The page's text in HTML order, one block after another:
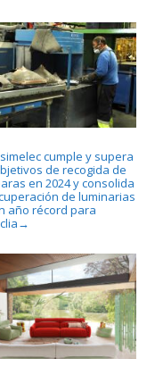
cumple y supera
de recogida de
en 2024 y consolida
de luminarias
año récord para
→